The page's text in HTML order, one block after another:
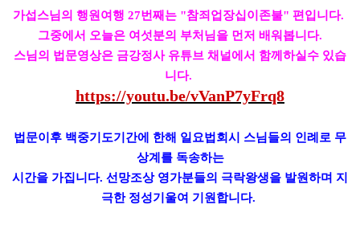
가섭스님의 행원여행 27번째는 "참죄업장십이존불" 편입니다.
그중에서 오늘은 여섯분의 부처님을 먼저 배워봅니다.
스님의 법문영상은 금강정사 유튜브 채널에서 함께하실수 있습
니다.
https://youtu.be/vVanP7yFrq8
법문이후 백중기도기간에 한해 일요법회시 스님들의 인례로 무
상계를 독송하는
시간을 가집니다. 선망조상 영가분들의 극락왕생을 발원하며 지
극한 정성기울여 기원합니다.